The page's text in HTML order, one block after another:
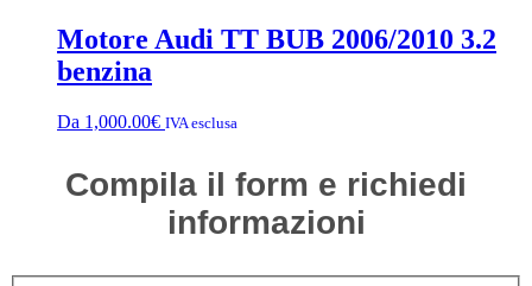
Motore Audi TT BUB 2006/2010 3.2
benzina
Da 1,000.00€ IVA esclusa
Compila il form e richiedi
informazioni